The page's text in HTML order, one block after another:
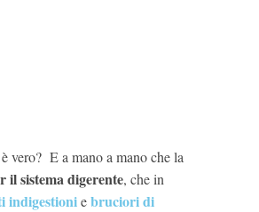
vero? E a mano a mano che la
il sistema digerente, che in
indigestioniebruciori di